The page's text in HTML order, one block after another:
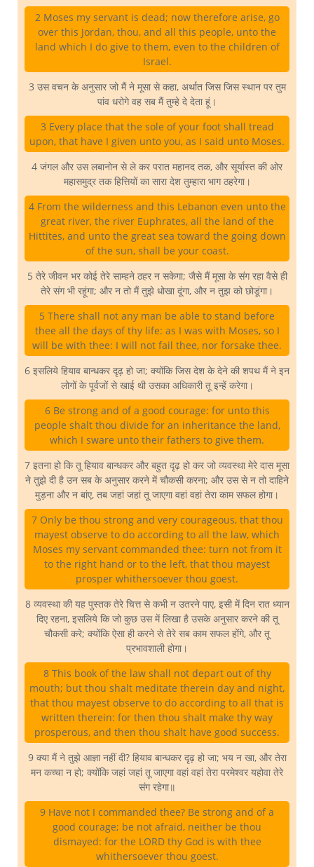
2 Moses my servant is dead; now therefore arise, go
over this Jordan, thou, and all this people, unto the
land which I do give to them, even to the children of
Israel.
3 उस वचन के अनुसार जो मैं ने मूसा से कहा, अर्थात जिस जिस स्थान पर तुम
पांव धरोगे वह सब मैं तुम्हे दे देता हूं।
3 Every place that the sole of your foot shall tread
upon, that have I given unto you, as I said unto Moses.
4 जंगल और उस लबानोन से ले कर परात महानद तक, और सूर्यास्त की ओर
महासमुद्र तक हित्तियों का सारा देश तुम्हारा भाग ठहरेगा।
4 From the wilderness and this Lebanon even unto the
great river, the river Euphrates, all the land of the
Hittites, and unto the great sea toward the going down
of the sun, shall be your coast.
5 तेरे जीवन भर कोई तेरे साम्हने ठहर न सकेगा; जैसे मैं मूसा के संग रहा वैसे ही
तेरे संग भी रहूंगा; और न तो मैं तुझे धोखा दूंगा, और न तुझ को छोडूंगा।
5 There shall not any man be able to stand before
thee all the days of thy life: as I was with Moses, so I
will be with thee: I will not fail thee, nor forsake thee.
6 इसलिये हियाव बान्धकर दृढ़ हो जा; क्योंकि जिस देश के देने की शपथ मैं ने इन
लोगों के पूर्वजों से खाई थी उसका अधिकारी तू इन्हें करेगा।
6 Be strong and of a good courage: for unto this
people shalt thou divide for an inheritance the land,
which I sware unto their fathers to give them.
7 इतना हो कि तू हियाव बान्धकर और बहुत दृढ़ हो कर जो व्यवस्था मेरे दास मूसा
ने तुझे दी है उन सब के अनुसार करने में चौकसी करना; और उस से न तो दाहिने
मुड़ना और न बांए, तब जहां जहां तू जाएगा वहां वहां तेरा काम सफल होगा।
7 Only be thou strong and very courageous, that thou
mayest observe to do according to all the law, which
Moses my servant commanded thee: turn not from it
to the right hand or to the left, that thou mayest
prosper whithersoever thou goest.
8 व्यवस्था की यह पुस्तक तेरे चित्त से कभी न उतरने पाए, इसी में दिन रात ध्यान
दिए रहना, इसलिये कि जो कुछ उस में लिखा है उसके अनुसार करने की तू
चौकसी करे; क्योंकि ऐसा ही करने से तेरे सब काम सफल होंगे, और तू
प्रभावशाली होगा।
8 This book of the law shall not depart out of thy
mouth; but thou shalt meditate therein day and night,
that thou mayest observe to do according to all that is
written therein: for then thou shalt make thy way
prosperous, and then thou shalt have good success.
9 क्या मैं ने तुझे आज्ञा नहीं दी? हियाव बान्धकर दृढ़ हो जा; भय न खा, और तेरा
मन कच्चा न हो; क्योंकि जहां जहां तू जाएगा वहां वहां तेरा परमेश्वर यहोवा तेरे
संग रहेगा॥
9 Have not I commanded thee? Be strong and of a
good courage; be not afraid, neither be thou
dismayed: for the LORD thy God is with thee
whithersoever thou goest.